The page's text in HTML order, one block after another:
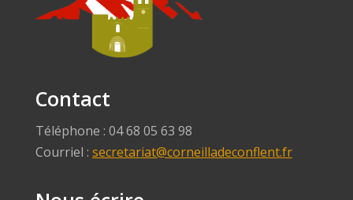
Contact
Téléphone : 04 68 05 63 98
Courriel : secretariat@corneilladeconflent.fr